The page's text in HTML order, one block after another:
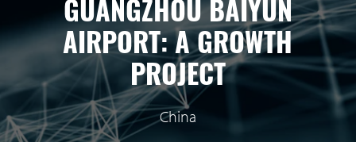
GUANGZHOU BAIYUN
AIRPORT: A GROWTH
PROJECT
China